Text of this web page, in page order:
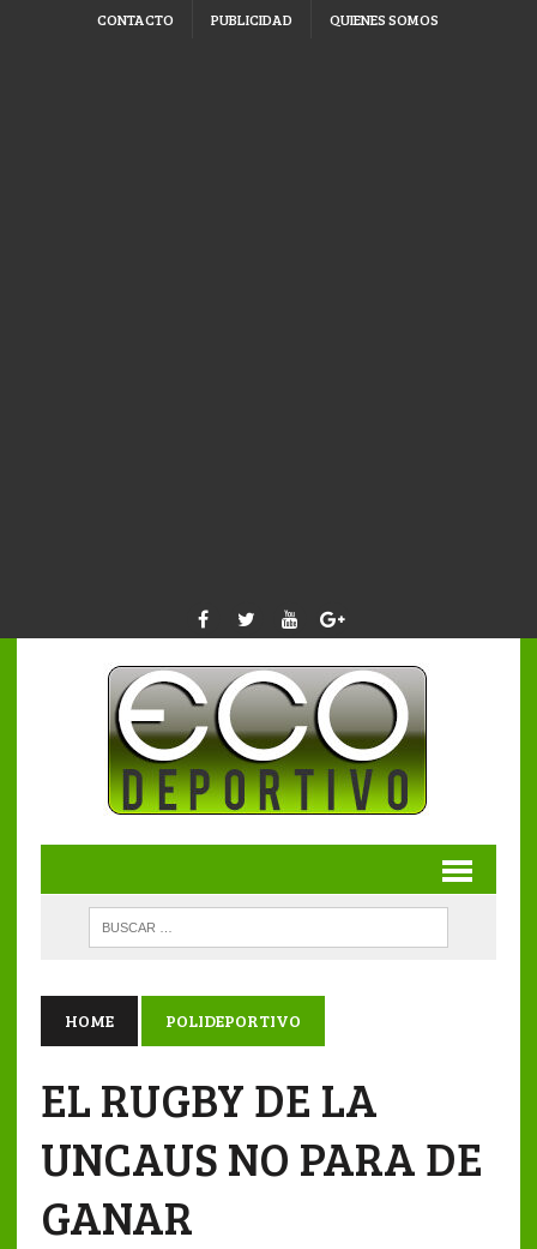
CONTACTO PUBLICIDAD QUIENES SOMOS
HOME POLIDEPORTIVO
EL RUGBY DE LA
UNCAUS NO PARA DE
GANAR